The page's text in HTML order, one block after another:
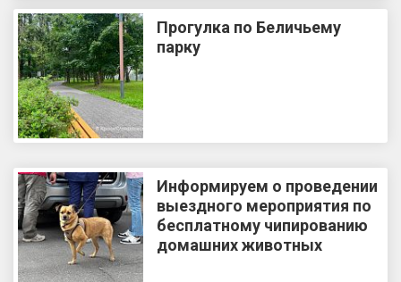
Прогулка по Беличьему
парку
Информируем о проведении
выездного мероприятия по
бесплатному чипированию
домашних животных